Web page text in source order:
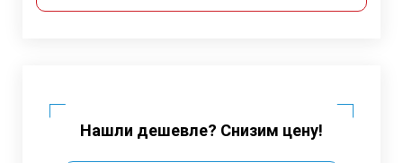
Нашли дешевле? Снизим цену!